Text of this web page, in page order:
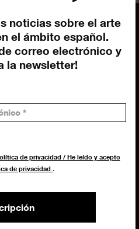
noticias sobre el arte
el ámbito español.
correo electrónico y
la newsletter!
de privacidad / He leído y acepto
de privacidad .
web